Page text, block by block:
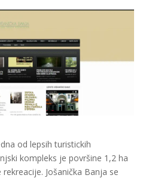
od lepsih turistickih
kompleks je površine 1,2 ha
Jošanička Banja se